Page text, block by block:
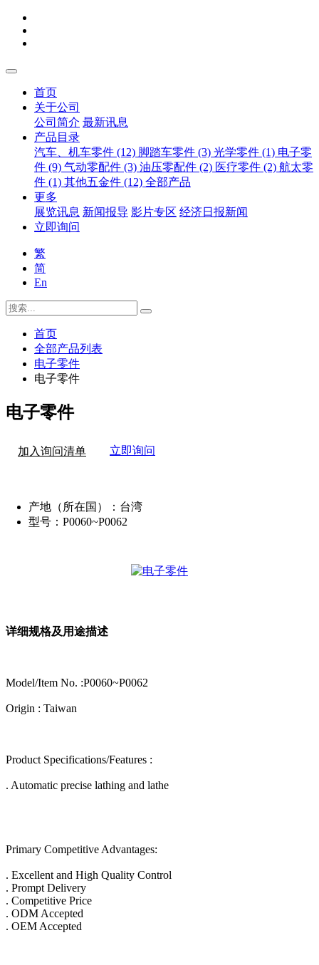
首页
关于公司
公司简介 最新讯息
产品目录
汽车、机车零件 (12) 脚踏车零件 (3) 光学零件 (1) 电子零
件 (9) 气动零配件 (3) 油压零配件 (2) 医疗零件 (2) 航太零
件 (1) 其他五金件 (12) 全部产品
更多
展览讯息 新闻报导 影片专区 经济日报新闻
立即询问
繁
简
En
首页
全部产品列表
电子零件
电子零件
电子零件
加入询问清单 立即询问
产地（所在国）： 台湾
型号： P0060~P0062
详细规格及用途描述
Model/Item No. :P0060~P0062
Origin : Taiwan
Product Specifications/Features :
. Automatic precise lathing and lathe
Primary Competitive Advantages:
. Excellent and High Quality Control
. Prompt Delivery
. Competitive Price
. ODM Accepted
. OEM Accepted